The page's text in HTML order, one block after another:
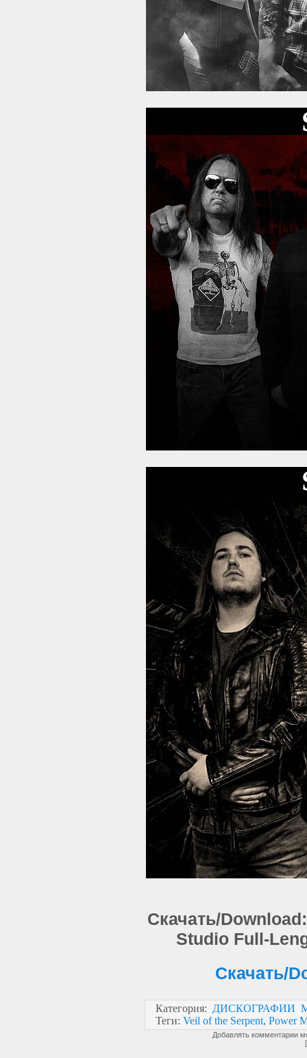
Скачать/
Studio Full-
Скачать/
Категория: ДИСКОГРАФИИ
Теги: Veil of the Serpent, Power
Добавлять комментарии